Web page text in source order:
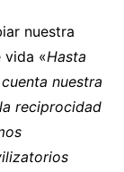
nuestra
vida «Hasta
nuestra
reciprocidad